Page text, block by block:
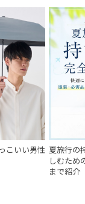
こいい男性 夏旅行の
しむため
まで紹介